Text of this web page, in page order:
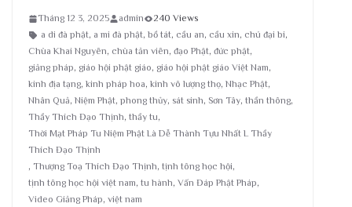
Tháng 12 3, 2025 admin
240 Views
a di đà phật, a mi đà phật, bồ tát, cầu an, cầu xin, chú đại bi,
Chùa Khai Nguyên, chùa tản viên, đạo Phật, đức phật,
giảng pháp, giáo hội phật giáo, giáo hội phật giáo Việt Nam,
kinh địa tạng, kinh pháp hoa, kinh vô lượng thọ, Nhạc Phật,
Nhân Quả, Niệm Phật, phong thủy, sát sinh, Sơn Tây, thần thông,
Thầy Thích Đạo Thịnh, thầy tu,
Thời Mạt Pháp Tu Niệm Phật Là Dễ Thành Tựu Nhất L Thầy
Thích Đạo Thịnh
, Thượng Toạ Thích Đạo Thịnh, tịnh tông học hội,
tịnh tông học hội việt nam, tu hành, Vấn Đáp Phật Pháp,
Video Giảng Pháp, việt nam